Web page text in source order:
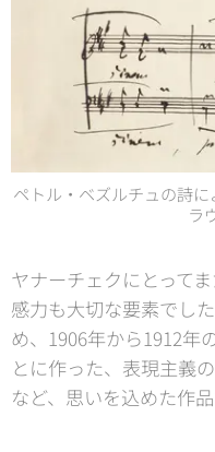
ペトル・ベズルチュの詩
ラ
ヤナーチェクにとって
感力も大切な要素でし
め、1906年から1912年
とに作った、表現主義
など、思いを込めた作